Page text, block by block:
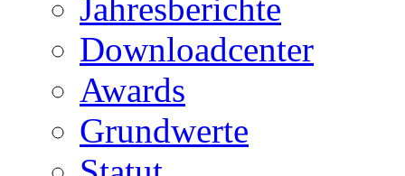
Jahresberichte
Downloadcenter
Awards
Grundwerte